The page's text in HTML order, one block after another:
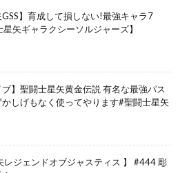
GSS】育成して損しない!最強キャラ7
矢ギャラクシーソルジャーズ】
ブ】聖闘士星矢黄金伝説 有名な最強パス
しげもなく使ってやります#聖闘士星矢
レジェンドオブジャスティス 】 #444 彫